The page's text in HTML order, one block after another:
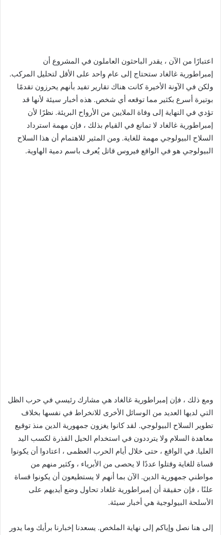
اعتبارًا من الآن ، يقدر الباحثون العاملون في المشروع أن
إمبراطورية غالغاد ستحتاج إلى عام واحد على الأقل لتحليل المركب.
ولكن في الآونة الأخيرة كانت هناك تقارير تفيد بأنهم يحرزون تقدمًا
بوتيرة أسرع بكثير مما توقعه أي شخص. هذه أخبار سيئة لأنها قد
تؤدي في النهاية إلى وفاة الملايين من الأرواح البريئة. نظرًا لأن
إمبراطورية غالغاد لا تمانع في القيام بذلك ، فإن مهمة استرداد
السلاح البيولوجي مهمة للغاية. ومن المثير للاهتمام أن هذا السلاح
البيولوجي هو في الواقع فيروس قاتل يُعرف باسم دمية الهاوية.
ومع ذلك ، فإن إمبراطورية غالغاد هي مشارك رئيسي في حرب الظل
التي لديها العديد من الوسائل الأخرى للانخراط في نفسها بخلاف
تطوير السلاح البيولوجي. لقد كانوا يغزون جمهورية الدين منذ توقيع
معاهدة السلام ولا يترددون في استخدام الحيل القذرة لكسب اليد
العليا. في الواقع ، حتى خلال أيام الحرب العظمى ، اعتادوا أن يكونوا
قساة للغاية وقتلوا عددًا لا يحصى من الأبرياء ، وكثير منهم من
مواطني جمهورية الدين. الآن بما أنهم لا يستطيعون أن يكونوا قساة
علنًا ، فإن حقيقة أن إمبراطورية غلغاد تحاول وضع أيديهم على
الأسلحة البيولوجية هي أخبار سيئة.
إلى هنا نصل وإياكم إلى نهاية الملخص. يسعدنا إخبارنا برأيك وما يدور